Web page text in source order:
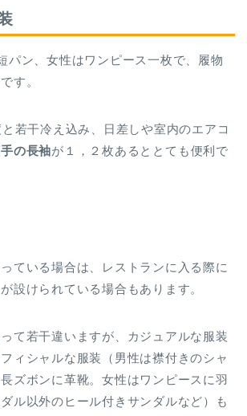
パン、女性はワンピース一枚で、履物
す。
若干冷え込み、日差しや室内のエアコ
の長袖が１，２枚あるととても便利で
ている場合は、レストランに入る際に
設けられている場合もあります。
て若干違いますが、カジュアルな服装
ィシャルな服装（男性は襟付きのシャ
ズボンに革靴。女性はワンピースに羽
ル以外のヒール付きサンダルなど）も